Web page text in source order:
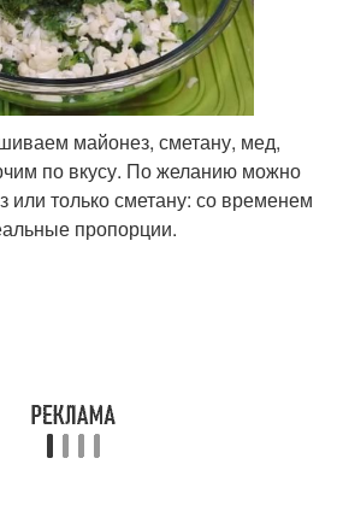
майонез, сметану, мед,
по вкусу. По желанию можно
или только сметану: со временем
пропорции.